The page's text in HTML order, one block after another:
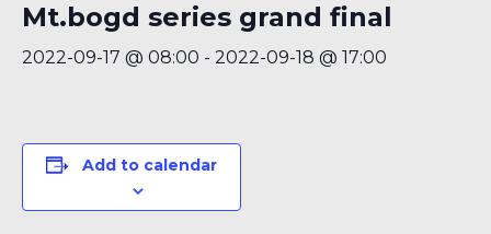
Mt.bogd series grand final
2022-09-17 @ 08:00 - 2022-09-18 @ 17:00
Add to calendar